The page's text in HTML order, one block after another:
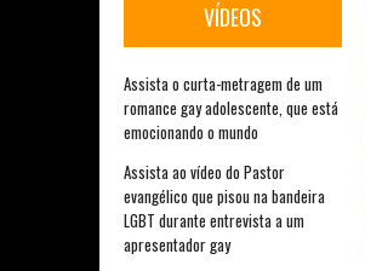
VÍDEOS
Assista o curta-metragem de um
romance gay adolescente, que está
emocionando o mundo
Assista ao vídeo do Pastor
evangélico que pisou na bandeira
LGBT durante entrevista a um
apresentador gay